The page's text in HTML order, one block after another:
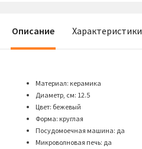
Описание Характеристики
Материал: керамика
Диаметр, см: 12.5
Цвет: бежевый
Форма: круглая
Посудомоечная машина: да
Микроволновая печь: да